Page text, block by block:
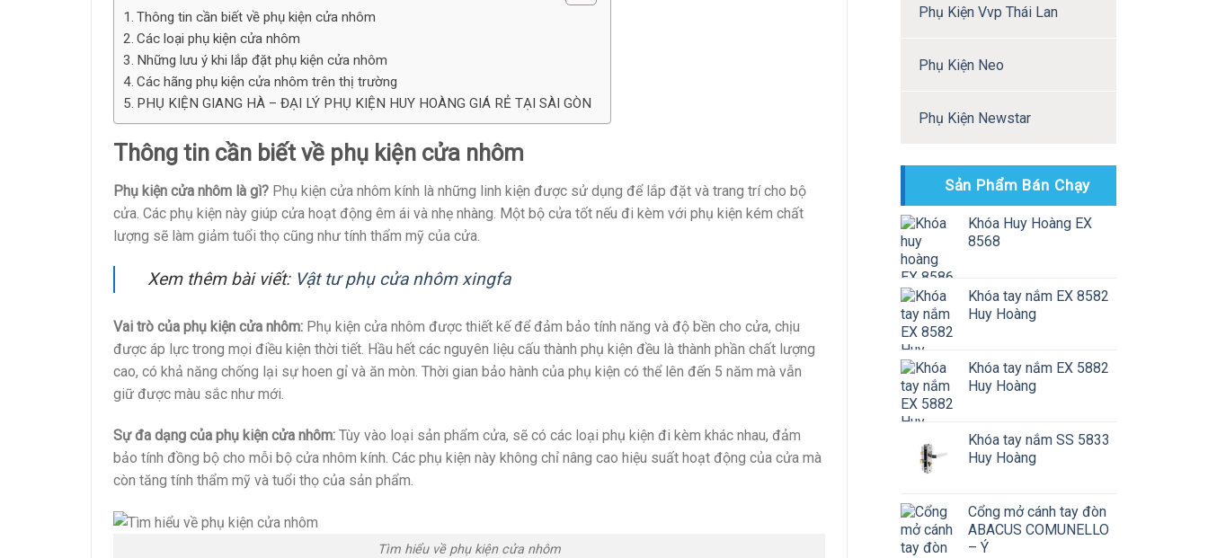
Thông tin cần biết về phụ kiện cửa nhôm
Các loại phụ kiện cửa nhôm
Những lưu ý khi lắp đặt phụ kiện cửa nhôm
Các hãng phụ kiện cửa nhôm trên thị trường
PHỤ KIỆN GIANG HÀ – ĐẠI LÝ PHỤ KIỆN HUY HOÀNG GIÁ RẺ TẠI SÀI GÒN
Thông tin cần biết về phụ kiện cửa nhôm
Phụ kiện cửa nhôm là gì? Phụ kiện cửa nhôm kính là những linh kiện được sử dụng để lắp đặt và trang trí cho bộ
cửa. Các phụ kiện này giúp cửa hoạt động êm ái và nhẹ nhàng. Một bộ cửa tốt nếu đi kèm với phụ kiện kém chất
lượng sẽ làm giảm tuổi thọ cũng như tính thẩm mỹ của cửa.
Xem thêm bài viết: Vật tư phụ cửa nhôm xingfa
Vai trò của phụ kiện cửa nhôm: Phụ kiện cửa nhôm được thiết kế để đảm bảo tính năng và độ bền cho cửa, chịu
được áp lực trong mọi điều kiện thời tiết. Hầu hết các nguyên liệu cấu thành phụ kiện đều là thành phần chất lượng
cao, có khả năng chống lại sự hoen gỉ và ăn mòn. Thời gian bảo hành của phụ kiện có thể lên đến 5 năm mà vẫn
giữ được màu sắc như mới.
Sự đa dạng của phụ kiện cửa nhôm: Tùy vào loại sản phẩm cửa, sẽ có các loại phụ kiện đi kèm khác nhau, đảm
bảo tính đồng bộ cho mỗi bộ cửa nhôm kính. Các phụ kiện này không chỉ nâng cao hiệu suất hoạt động của cửa mà
còn tăng tính thẩm mỹ và tuổi thọ của sản phẩm.
Tìm hiểu về phụ kiện cửa nhôm
Phụ Kiện Vvp Thái Lan
Phụ Kiện Neo
Phụ Kiện Newstar
Sản Phẩm Bán Chạy
Khóa Huy Hoàng EX
8568
Khóa tay nắm EX 8582
Huy Hoàng
Khóa tay nắm EX 5882
Huy Hoàng
Khóa tay nắm SS 5833
Huy Hoàng
Cổng mở cánh tay đòn
ABACUS COMUNELLO
– Ý